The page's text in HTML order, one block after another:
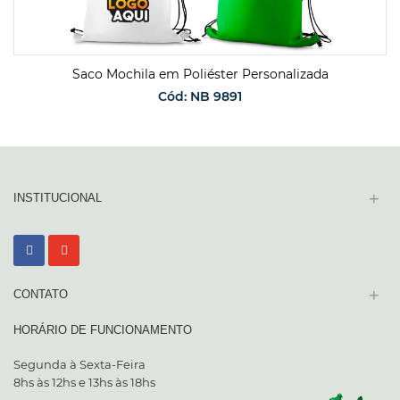
Saco Mochila em Poliéster Personalizada
Cód: NB 9891
SOLICITAR ORÇAMENTO
INSTITUCIONAL +
CONTATO +
HORÁRIO DE FUNCIONAMENTO
Segunda à Sexta-Feira
8hs às 12hs e 13hs às 18hs